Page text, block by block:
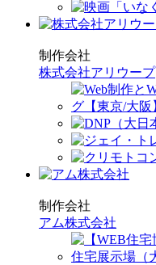
制作会社
株式会社アリウープ
制作会社
アム株式会社